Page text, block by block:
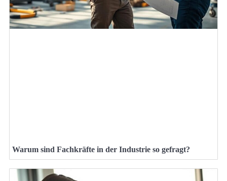
Warum sind Fachkräfte in der Industrie so gefragt?